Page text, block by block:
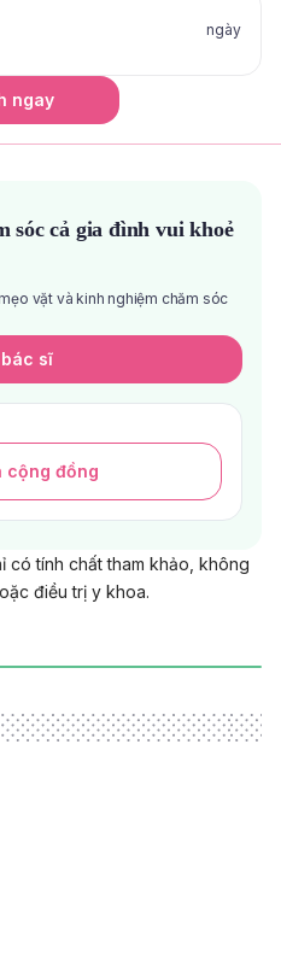
ngày
ngay
sóc cả gia đình vui khoẻ
vặt và kinh nghiệm chăm sóc
sĩ
cộng đồng
có tính chất tham khảo, không
điều trị y khoa.